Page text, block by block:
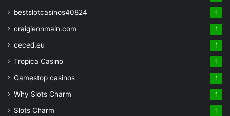
bestslotcasinos40824 1
craigieonmain.com 1
ceced.eu 1
Tropica Casino 1
Gamestop casinos 1
Why Slots Charm 1
Slots Charm 1